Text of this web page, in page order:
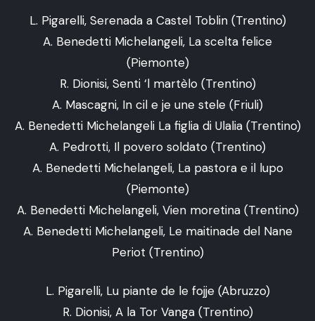
L. Pigarelli, Serenada a Castel Toblin (Trentino)
A. Benedetti Michelangeli, La scelta felice
(Piemonte)
R. Dionisi, Senti ‘l martèlo (Trentino)
A. Mascagni, In cil e je une stele (Friuli)
A. Benedetti Michelangeli La figlia di Ulalia (Trentino)
A. Pedrotti, Il povero soldato (Trentino)
A. Benedetti Michelangeli, La pastora e il lupo
(Piemonte)
A. Benedetti Michelangeli, Vien moretina (Trentino)
A. Benedetti Michelangeli, Le maitinade del Nane
Periot (Trentino)
L. Pigarelli, Lu piante de le fojje (Abruzzo)
R. Dionisi, A la Tor Vanga (Trentino)